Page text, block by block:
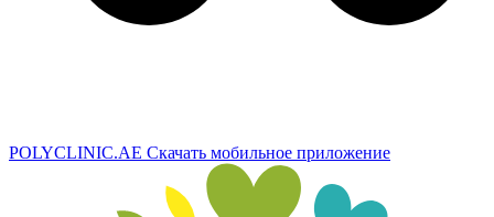
POLYCLINIC.AE Скачать мобильное приложение